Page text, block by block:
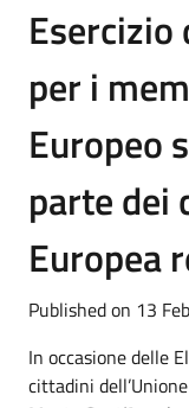
per i
Europeo
parte dei
Europea
Published on 13
In occasione delle
cittadini